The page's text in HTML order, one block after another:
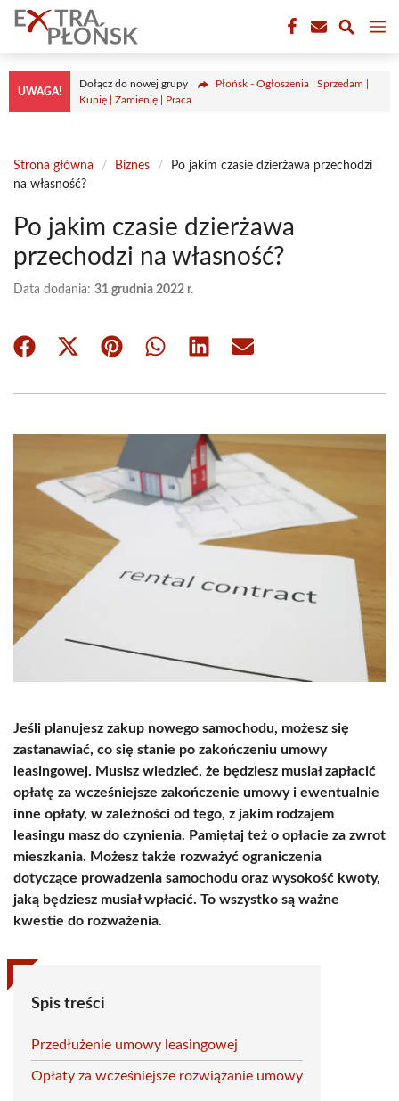
Przejdź
treści
UWAGA!
Dołącz do nowej grupy
Płońsk - Ogłoszenia | Sprzedam |
Kupię | Zamienię | Praca
Strona główna / Biznes /
Po jakim czasie dzierżawa przechodzi
na własność?
Po jakim czasie dzierżawa
przechodzi na własność?
Data dodania: 31 grudnia 2022 r.
Share
Share
(Twitter)
Share Share Share Share
Jeśli planujesz zakup nowego samochodu, możesz się
zastanawiać, co się stanie po zakończeniu umowy
leasingowej. Musisz wiedzieć, że będziesz musiał zapłacić
opłatę za wcześniejsze zakończenie umowy i ewentualnie
inne opłaty, w zależności od tego, z jakim rodzajem
leasingu masz do czynienia. Pamiętaj też o opłacie za zwrot
mieszkania. Możesz także rozważyć ograniczenia
dotyczące prowadzenia samochodu oraz wysokość kwoty,
jaką będziesz musiał wpłacić. To wszystko są ważne
kwestie do rozważenia.
Spis treści
Przedłużenie umowy leasingowej
Opłaty za wcześniejsze rozwiązanie umowy